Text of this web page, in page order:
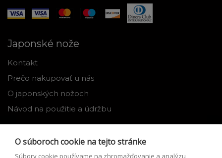
Japonské nože
Kontakt
Prečo nakupovať u nás
O japonských nožoch
Návod na použitie a údržbu
O súboroch cookie na tejto stránke
Súbory cookie používame na zhromažďovanie a analýzu